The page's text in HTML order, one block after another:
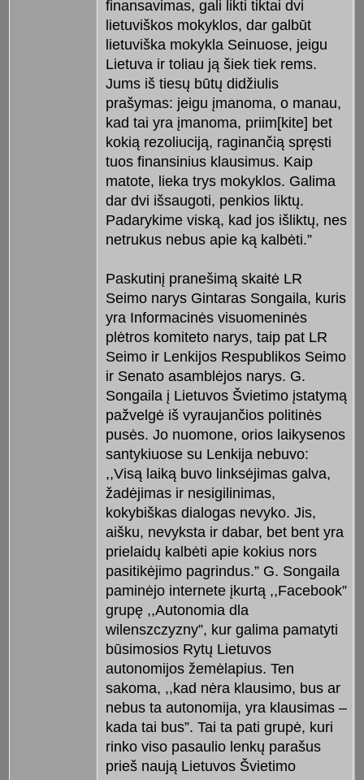
finansavimas, gali likti tiktai dvi
lietuviškos mokyklos, dar galbūt
lietuviška mokykla Seinuose, jeigu
Lietuva ir toliau ją šiek tiek rems.
Jums iš tiesų būtų didžiulis
prašymas: jeigu įmanoma, o manau,
kad tai yra įmanoma, priim[kite] bet
kokią rezoliuciją, raginančią spręsti
tuos finansinius klausimus. Kaip
matote, lieka trys mokyklos. Galima
dar dvi išsaugoti, penkios liktų.
Padarykime viską, kad jos išliktų, nes
netrukus nebus apie ką kalbėti.”
Paskutinį pranešimą skaitė LR
Seimo narys Gintaras Songaila, kuris
yra Informacinės visuomeninės
plėtros komiteto narys, taip pat LR
Seimo ir Lenkijos Respublikos Seimo
ir Senato asamblėjos narys. G.
Songaila į Lietuvos Švietimo įstatymą
pažvelgė iš vyraujančios politinės
pusės. Jo nuomone, orios laikysenos
santykiuose su Lenkija nebuvo:
,,Visą laiką buvo linksėjimas galva,
žadėjimas ir nesigilinimas,
kokybiškas dialogas nevyko. Jis,
aišku, nevyksta ir dabar, bet bent yra
prielaidų kalbėti apie kokius nors
pasitikėjimo pagrindus.” G. Songaila
paminėjo internete įkurtą ,,Facebook”
grupę ,,Autonomia dla
wilenszczyzny”, kur galima pamatyti
būsimosios Rytų Lietuvos
autonomijos žemėlapius. Ten
sakoma, ,,kad nėra klausimo, bus ar
nebus ta autonomija, yra klausimas –
kada tai bus”. Tai ta pati grupė, kuri
rinko viso pasaulio lenkų parašus
prieš naują Lietuvos Švietimo